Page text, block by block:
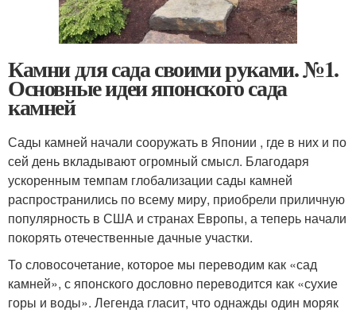
Камни для сада своими руками. №1.
Основные идеи японского сада
камней
Сады камней начали сооружать в Японии , где в них и по
сей день вкладывают огромный смысл. Благодаря
ускоренным темпам глобализации сады камней
распространились по всему миру, приобрели приличную
популярность в США и странах Европы, а теперь начали
покорять отечественные дачные участки.
То словосочетание, которое мы переводим как «сад
камней», с японского дословно переводится как «сухие
горы и воды». Легенда гласит, что однажды один моряк